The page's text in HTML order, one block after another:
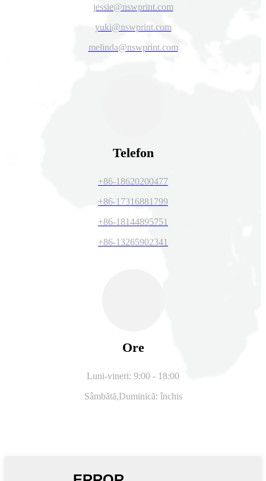
jessie@nswprint.com
yuki@nswprint.com
melinda@nswprint.com
Telefon
+86-18620200477
+86-17316881799
+86-18144895751
+86-13265902341
Ore
Luni-vineri: 9:00 - 18:00
Sâmbătă,Duminică: închis